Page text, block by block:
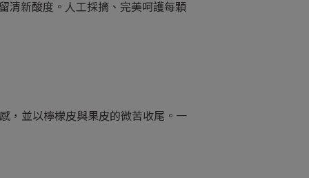
清新酸度。人工採摘、完美呵護每顆
，並以檸檬皮與果皮的微苦收尾。一